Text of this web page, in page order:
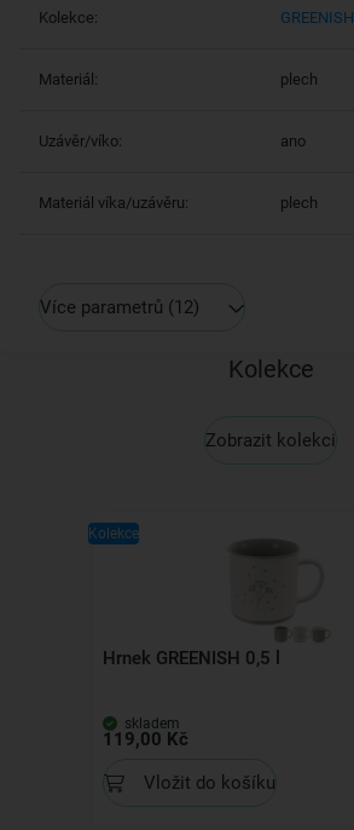
Kolekce: GREENISH
Materiál: plech
Uzávěr/víko: ano
Materiál víka/uzávěru: plech
Více parametrů (12)
Kolekce
Zobrazit kolekci
Kolekce
Hrnek GREENISH 0,5 l
skladem
119,00 Kč
Vložit do košíku